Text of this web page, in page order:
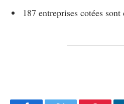
187 entreprises cotées